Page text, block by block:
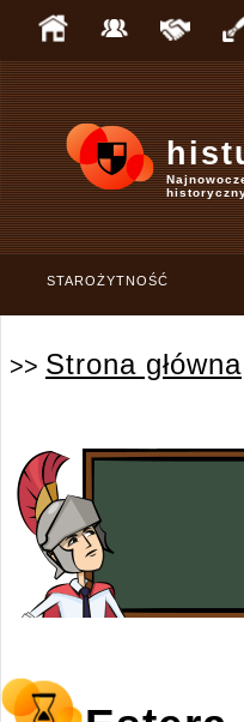
STAROŻYTNOŚĆ
>> Strona główna